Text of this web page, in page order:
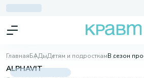
ГлавнаяБАДыДетям и подросткамВ сезон
ALPHAVIT